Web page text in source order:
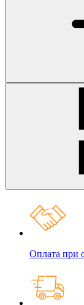
Оплата при